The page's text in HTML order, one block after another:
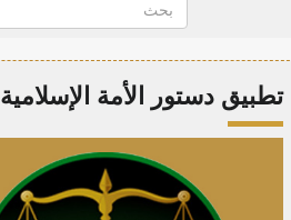
تطبيق دستور الأمة الإسلامية